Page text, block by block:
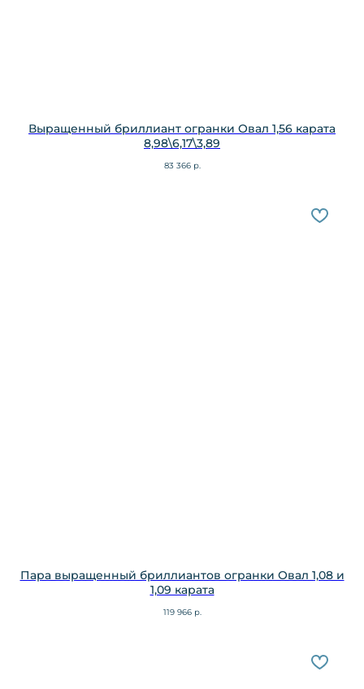
Выращенный бриллиант огранки Овал 1,56 карата
8,98\6,17\3,89
83 366 р.
Пара выращенный бриллиантов огранки Овал 1,08 и
1,09 карата
119 966 р.